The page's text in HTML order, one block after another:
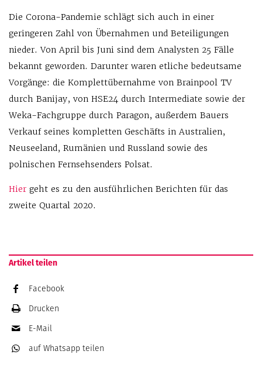
Die Corona-Pandemie schlägt sich auch in einer
geringeren Zahl von Übernahmen und Beteiligungen
nieder. Von April bis Juni sind dem Analysten 25 Fälle
bekannt geworden. Darunter waren etliche bedeutsame
Vorgänge: die Komplettübernahme von Brainpool TV
durch Banijay, von HSE24 durch Intermediate sowie der
Weka-Fachgruppe durch Paragon, außerdem Bauers
Verkauf seines kompletten Geschäfts in Australien,
Neuseeland, Rumänien und Russland sowie des
polnischen Fernsehsenders Polsat.
Hier geht es zu den ausführlichen Berichten für das
zweite Quartal 2020.
Artikel teilen
Facebook
Drucken
E-Mail
auf Whatsapp teilen